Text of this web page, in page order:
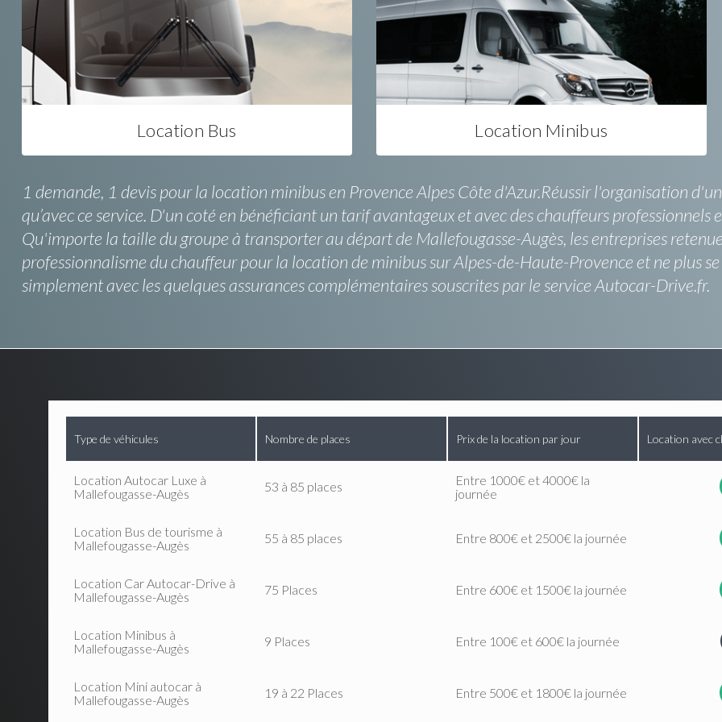
Location Bus Location Minibus
1 demande, 1 devis pour la location minibus en Provence Alpes Côte d'Azur.Réussir l'organisation
qu’avec ce service. D'un coté en bénéficiant un tarif avantageux et avec des chauffeurs professionnels
Qu'importe la taille du groupe à transporter au départ de Mallefougasse-Augès, les entreprises
professionnalisme du chauffeur pour la location de minibus sur Alpes-de-Haute-Provence et ne plus
simplement avec les quelques assurances complémentaires souscrites par le service Autocar-Drive.fr.
Type de véhicules Nombre de places Prix de la location par jour Location avec
Location Autocar Luxe à
Mallefougasse-Augès
53 à 85 places
Entre 1000€ et 4000€ la
journée
Location Bus de tourisme à
Mallefougasse-Augès
55 à 85 places Entre 800€ et 2500€ la journée
Location Car Autocar-Drive à
Mallefougasse-Augès
75 Places Entre 600€ et 1500€ la journée
Location Minibus à
Mallefougasse-Augès
9 Places Entre 100€ et 600€ la journée
Location Mini autocar à
Mallefougasse-Augès
19 à 22 Places Entre 500€ et 1800€ la journée